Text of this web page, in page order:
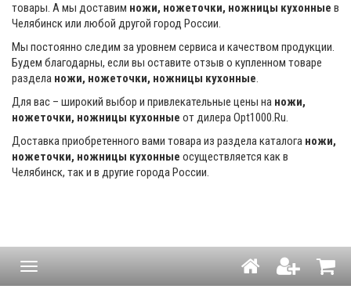
товары. А мы доставим ножи, ножеточки, ножницы кухонные в
Челябинск или любой другой город России.
Мы постоянно следим за уровнем сервиса и качеством продукции.
Будем благодарны, если вы оставите отзыв о купленном товаре
раздела ножи, ножеточки, ножницы кухонные.
Для вас – широкий выбор и привлекательные цены на ножи,
ножеточки, ножницы кухонные от дилера Opt1000.Ru.
Доставка приобретенного вами товара из раздела каталога ножи,
ножеточки, ножницы кухонные осуществляется как в
Челябинск, так и в другие города России.
Навигация